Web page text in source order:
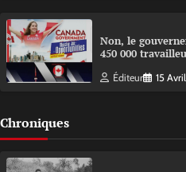
Non, le
450 000
Éditeur 15
Chroniques